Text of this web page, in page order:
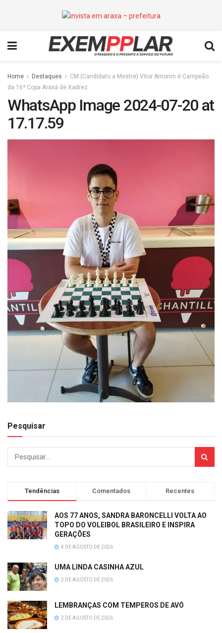
Home Destaques
CM (Candidato a Mestre) Vitor Amorim é Campeão
da 16ª Copa Araxá de Xadrez
WhatsApp Image 2024-07-20 at
17.17.59
Pesquisar
Tendências Comentados Recentes
AOS 77 ANOS, SANDRA BARONCELLI VOLTA AO
TOPO DO VOLEIBOL BRASILEIRO E INSPIRA
GERAÇÕES
4 DE AGOSTO DE 2026
UMA LINDA CASINHA AZUL
2 DE AGOSTO DE 2026
LEMBRANÇAS COM TEMPEROS DE AVÓ
2 DE AGOSTO DE 2026